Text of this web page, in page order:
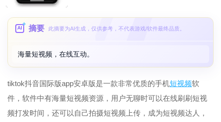
AI 摘要 此摘要为AI生成，仅供参考，不代表游戏/软件最终品质。
海量短视频，在线互动。
tiktok抖音国际版app安卓版是一款非常优质的手机短视频软
件，软件中有海量短视频资源，用户无聊时可以在线刷刷短视
频打发时间，还可以自己拍摄短视频上传，成为短视频达人，